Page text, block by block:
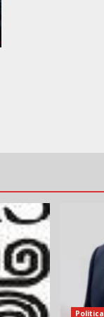
Politica